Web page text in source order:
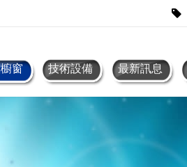
窗 技術設備 最新訊息